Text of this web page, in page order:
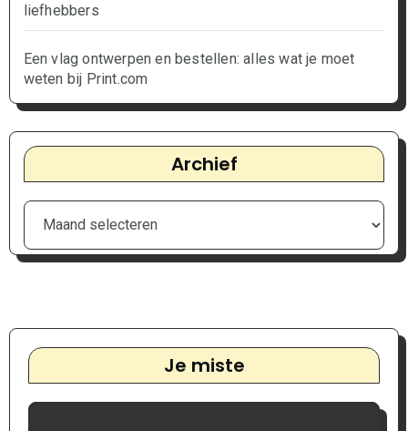
liefhebbers
Een vlag ontwerpen en bestellen: alles wat je moet
weten bij Print.com
Archief
Je miste